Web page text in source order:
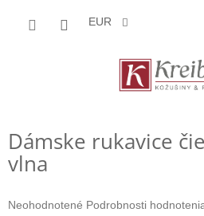
EUR
Dámske rukavice
vlna
Priemerné
Neohodnotené Podrobnosti